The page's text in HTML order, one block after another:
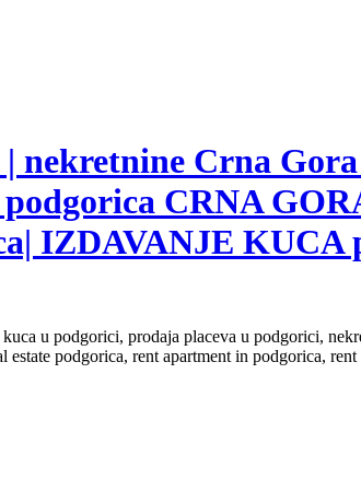
nekretnine Crna
CRNA
IZDAVANJE
u podgorici, prodaja placeva u podgorici,
podgorica, rent apartment in podgorica,